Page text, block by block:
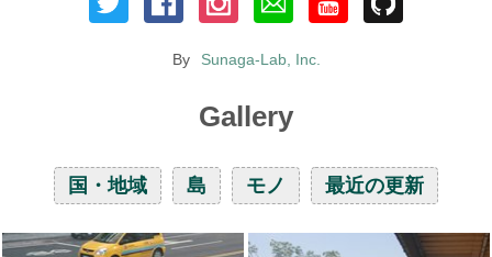
By Sunaga-Lab, Inc.
Gallery
国・地域 島 モノ 最近の更新